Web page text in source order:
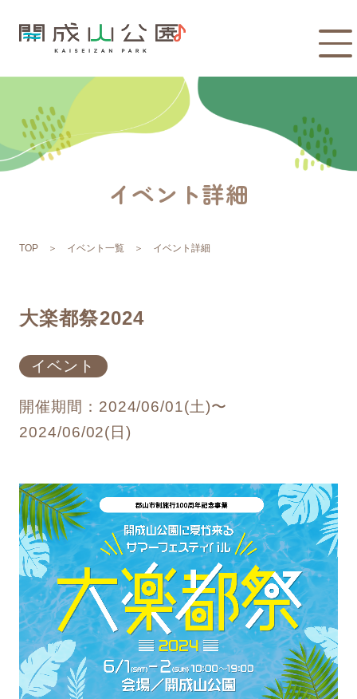
イベント詳細
TOP イベント一覧 イベント詳細
大楽都祭2024
イベント
開催期間：2024/06/01(土)〜
2024/06/02(日)